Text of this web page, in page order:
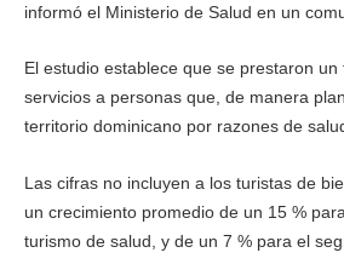
informó el Ministerio de Salud en un
El estudio establece que se prestaron un
servicios a personas que, de manera
territorio dominicano por razones de
Las cifras no incluyen a los turistas de
un crecimiento promedio de un 15 %
turismo de salud, y de un 7 % para el